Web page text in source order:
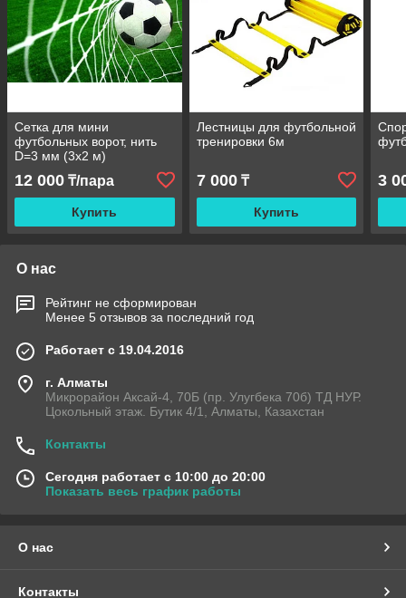
Сетка для мини
футбольных ворот, нить
D=3 мм (3х2 м)
12 000 ₸/пара
Купить
Лестницы для футбольной
тренировки 6м
7 000₸
Купить
3
О нас
Рейтинг не сформирован
Менее 5 отзывов за последний год
Работает с 19.04.2016
г. Алматы
Микрорайон Аксай-4, 70Б (пр. Улугбека 70б) ТД НУР.
Цокольный этаж. Бутик 4/1, Алматы, Казахстан
Контакты
Сегодня работает с 10:00 до 20:00
Показать весь график работы
О нас
Контакты